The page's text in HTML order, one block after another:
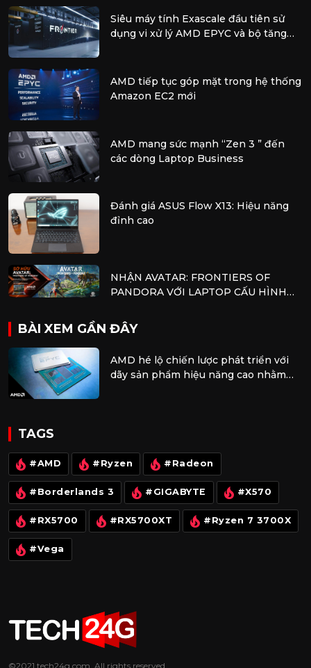
Siêu máy tính Exascale đầu tiên sử
dụng vi xử lý AMD EPYC và bộ tăng
AMD tiếp tục góp mặt trong hệ thống
Amazon EC2 mới
AMD mang sức mạnh “Zen 3 ” đến
các dòng Laptop Business
Đánh giá ASUS Flow X13: Hiệu năng
đỉnh cao
NHẬN AVATAR: FRONTIERS OF
PANDORA VỚI LAPTOP CẤU HÌNH
BÀI XEM GẦN ĐÂY
AMD hé lộ chiến lược phát triển với
dãy sản phẩm hiệu năng cao nhằm
TAGS
#AMD #Ryzen #Radeon
#Borderlands 3 #GIGABYTE #X570
#RX5700 #RX5700XT #Ryzen 7 3700X
#Vega
©2021 tech24g.com . All rights reserved